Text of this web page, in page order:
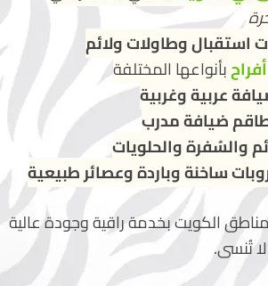
استقبال وطاولات ولائم
بأنواعها المختلفة
عربية وغربية
ضيافة مدرب
والسُفرة والحلويات
ساخنة وباردة وعصائر طبيعية
الكويت بخدمة راقية وجودة عالية
تُنسى.